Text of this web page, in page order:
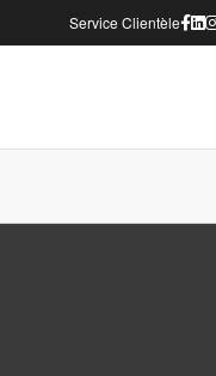
Service Clientèle